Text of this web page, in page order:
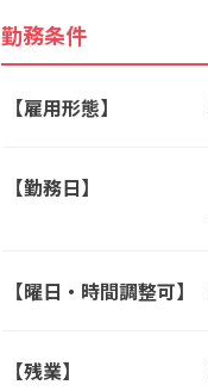
勤務条件
【雇用形態】
【勤務日】
【曜日・時間調整可】
【残業】